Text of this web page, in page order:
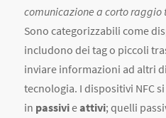
comunicazione a corto
Sono categorizzabili come
includono dei tag o piccoli
inviare informazioni ad altri
tecnologia. I dispositivi NFC
in passivieattivi; quelli